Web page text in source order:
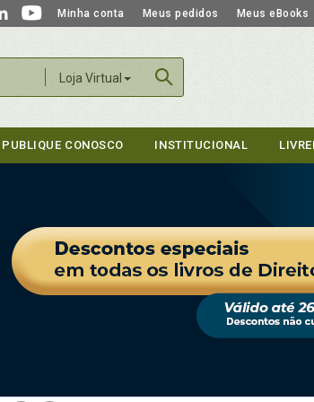
Minha conta Meus pedidos Meus eBooks
Loja Virtual
PUBLIQUE CONOSCO INSTITUCIONAL